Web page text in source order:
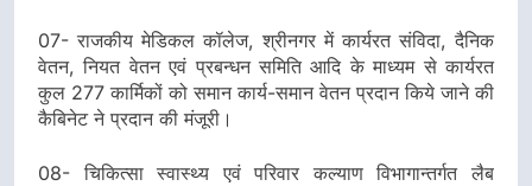
07- राजकीय मेडिकल कॉलेज, श्रीनगर में कार्यरत संविदा, दैनिक
वेतन, नियत वेतन एवं प्रबन्धन समिति आदि के माध्यम से कार्यरत
कुल 277 कार्मिकों को समान कार्य-समान वेतन प्रदान किये जाने की
कैबिनेट ने प्रदान की मंजूरी।
08- चिकित्सा स्वास्थ्य एवं परिवार कल्याण विभागान्तर्गत लैब